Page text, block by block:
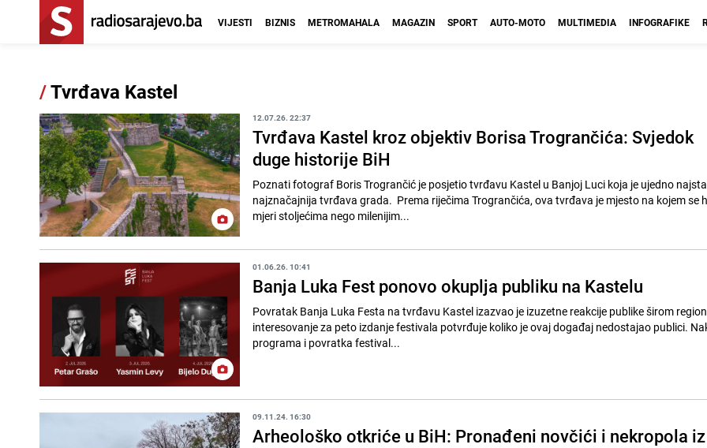
VIJESTI BIZNIS METROMAHALA MAGAZIN SPORT AUTO-MOTO MULTIMEDIA INFOGRAFIKE
/Tvrđava Kastel
12.07.26. 22:37
Tvrđava Kastel kroz objektiv Borisa Trogrančića: Svjedok
duge historije BiH
Poznati fotograf Boris Trogrančić je posjetio tvrđavu Kastel u Banjoj Luci koja je ujedno
najznačajnija tvrđava grada. Prema riječima Trogrančića, ova tvrđava je mjesto na kojem se
mjeri stoljećima nego milenijim...
01.06.26. 10:41
Banja Luka Fest ponovo okuplja publiku na Kastelu
Povratak Banja Luka Festa na tvrđavu Kastel izazvao je izuzetne reakcije publike širom
interesovanje za peto izdanje festivala potvrđuje koliko je ovaj događaj nedostajao publici.
programa i povratka festival...
09.11.24. 16:30
Arheološko otkriće u BiH: Pronađeni novčići i nekropola iz